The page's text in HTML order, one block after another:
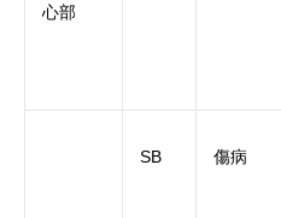
心部
SB 傷病